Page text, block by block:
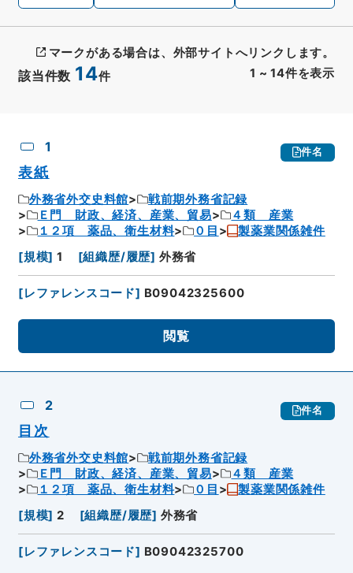
該当件数 14件 1 ~ 14件を表示
マークがある場合は、外部サイトへリンクします。
1 件名
表紙
外務省外交史料館
戦前期外務省記録
Ｅ門 財政、経済、産業、貿易
４類 産業
１２項 薬品、衛生材料
０目
製薬業関係雑件
[規模] 1 [組織歴/履歴] 外務省
[レファレンスコード] B09042325600
閲覧
2 件名
目次
外務省外交史料館
戦前期外務省記録
Ｅ門 財政、経済、産業、貿易
４類 産業
１２項 薬品、衛生材料
０目
製薬業関係雑件
[規模] 2 [組織歴/履歴] 外務省
[レファレンスコード] B09042325700